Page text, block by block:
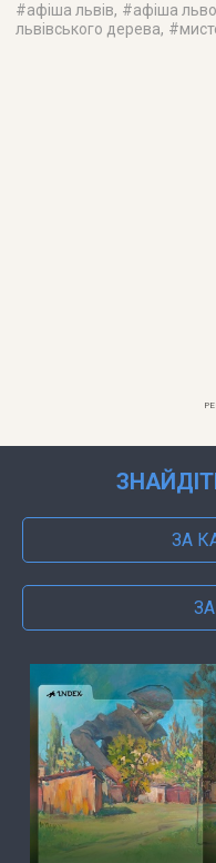
#афіша львів, #афіша
львівського дерева, #
ЗА